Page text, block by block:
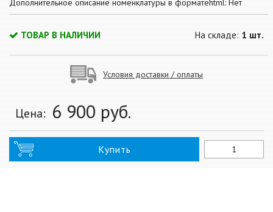
Дополнительное описание номенклатуры в форматеhtml: Нет
ТОВАР В НАЛИЧИИ На складе: 1 шт.
Условия доставки / оплаты
Цена: 6 900 руб.
Купить